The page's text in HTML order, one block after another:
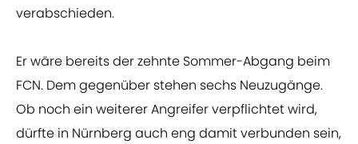
verabschieden.
Er wäre bereits der zehnte Sommer-Abgang beim
FCN. Dem gegenüber stehen sechs Neuzugänge.
Ob noch ein weiterer Angreifer verpflichtet wird,
dürfte in Nürnberg auch eng damit verbunden sein,